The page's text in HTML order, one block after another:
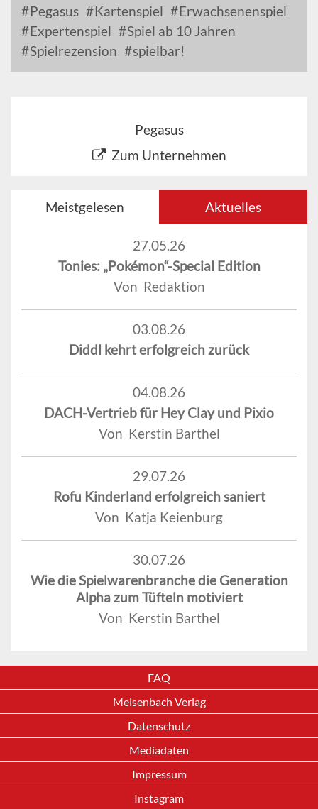
Pegasus Kartenspiel
Erwachsenenspiel
Expertenspiel
Spiel ab 10 Jahren
Spielrezension
spielbar!
Pegasus
Zum Unternehmen
Meistgelesen Aktuelles
27.05.26
Tonies: „Pokémon“-Special Edition
Von Redaktion
03.08.26
Diddl kehrt erfolgreich zurück
04.08.26
DACH-Vertrieb für Hey Clay und Pixio
Von Kerstin Barthel
29.07.26
Rofu Kinderland erfolgreich saniert
Von Katja Keienburg
30.07.26
Wie die Spielwarenbranche die Generation
Alpha zum Tüfteln motiviert
Von Kerstin Barthel
FAQ
Meisenbach Verlag
Datenschutz
Mediadaten
Impressum
Instagram